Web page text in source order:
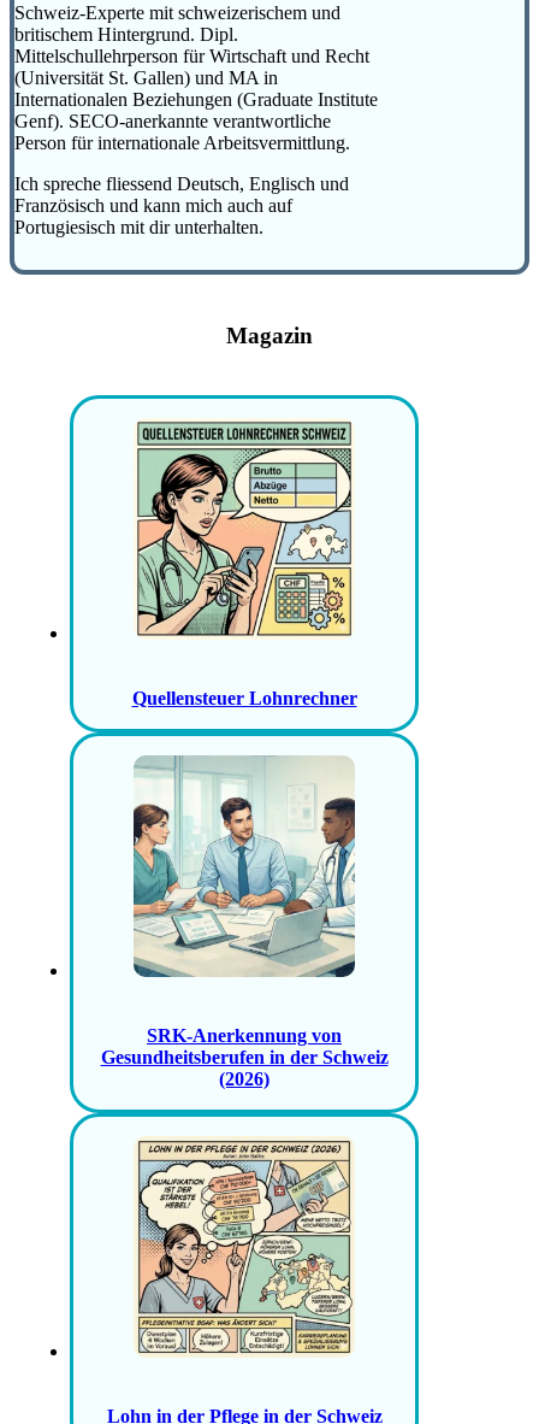
Schweiz-Experte mit schweizerischem und
britischem Hintergrund. Dipl.
Mittelschullehrperson für Wirtschaft und Recht
(Universität St. Gallen) und MA in
Internationalen Beziehungen (Graduate Institute
Genf). SECO-anerkannte verantwortliche
Person für internationale Arbeitsvermittlung.
Ich spreche fliessend Deutsch, Englisch und
Französisch und kann mich auch auf
Portugiesisch mit dir unterhalten.
Magazin
Quellensteuer Lohnrechner
SRK-Anerkennung von
Gesundheitsberufen in der Schweiz
(2026)
Lohn in der Pflege in der Schweiz